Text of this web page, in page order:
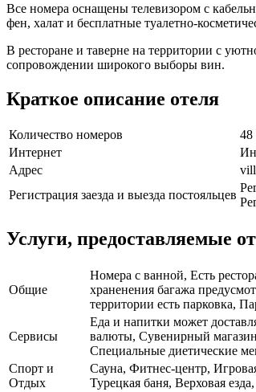
Все номера оснащены телевизором с
фен, халат и бесплатные туалетно-
В ресторане и таверне на территории с
сопровождении широкого выборы вин.
Краткое описание отеля
Количество номеров
48
Интернет
Адрес
Регистрация заезда и выезда постояльцев
Услуги, предоставляемые
Общие
Номера с ванной, Есть
храненения багажа
территории есть парковка,
Сервисы
Еда и напитки может
валюты, Сувенирный
Специальные диетические
Спорт и
Отдых
Сауна, Фитнес-центр,
Турецкая баня, Верховая